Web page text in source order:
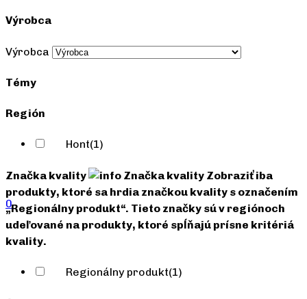
0
Výrobca
Výrobca
Témy
Región
Hont(1)
Značka kvality Značka kvality Zobraziť iba
produkty, ktoré sa hrdia značkou kvality s označením
„Regionálny produkt“. Tieto značky sú v regiónoch
udeľované na produkty, ktoré spĺňajú prísne kritériá
kvality.
Regionálny produkt(1)